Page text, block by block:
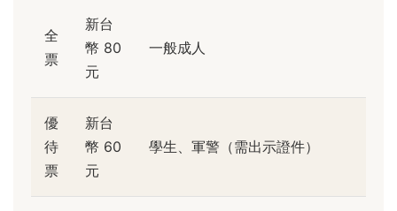
全
票
新台
幣 80
元
一般成人
優
待
票
新台
幣 60
元
學生、軍警（需出示證件）